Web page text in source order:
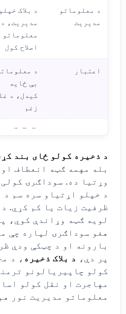
د معلوماتو
مدیریت
د بلاک
مدیریت، د
معلوماتو
اصلاح کول
اعتبار
د
بې ځایه
کیدل، د
زغم
د ذخیره کولو ځای بند
بله مهمه ګټه انعطاف
وړتیا ده. سوداګرۍ
د خپلو اړتیاو سره سم د
ظرفیت زیات یا کم کړي.
لویه ګټه وړاندې کوي،
هغو سوداګرۍ لپاره چې
بارونه او د چټکې ودې
پر دې، د بلاک ذخیره ، د
کولو چاپیریالونو
مهاجرت او نقل کولو
معلوماتو مدیریت نور